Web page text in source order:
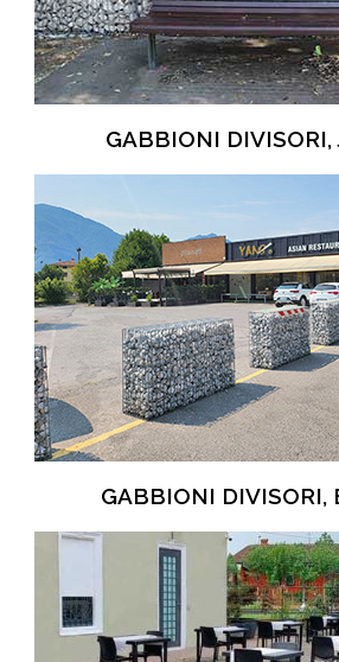
GABBIONI DIVISORI,
GABBIONI DIVISORI,